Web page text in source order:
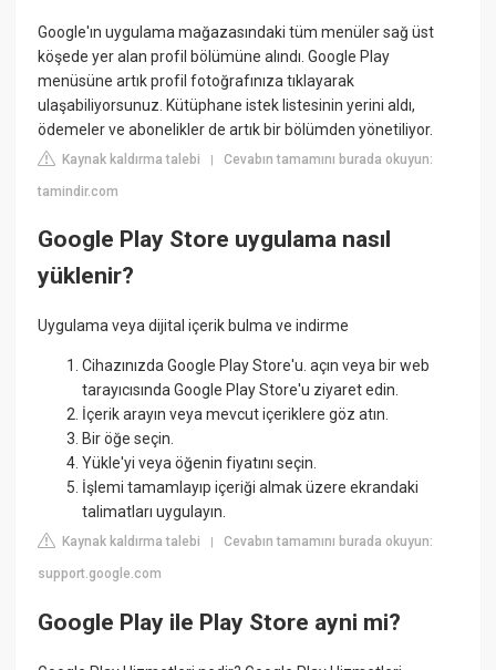
Google'ın uygulama mağazasındaki tüm menüler sağ üst
köşede yer alan profil bölümüne alındı. Google Play
menüsüne artık profil fotoğrafınıza tıklayarak
ulaşabiliyorsunuz. Kütüphane istek listesinin yerini aldı,
ödemeler ve abonelikler de artık bir bölümden yönetiliyor.
Kaynak kaldırma talebi |Cevabın tamamını burada okuyun:
tamindir.com
Google Play Store uygulama nasıl
yüklenir?
Uygulama veya dijital içerik bulma ve indirme
Cihazınızda Google Play Store'u. açın veya bir web
tarayıcısında Google Play Store'u ziyaret edin.
İçerik arayın veya mevcut içeriklere göz atın.
Bir öğe seçin.
Yükle'yi veya öğenin fiyatını seçin.
İşlemi tamamlayıp içeriği almak üzere ekrandaki
talimatları uygulayın.
Kaynak kaldırma talebi |Cevabın tamamını burada okuyun:
support.google.com
Google Play ile Play Store ayni mi?